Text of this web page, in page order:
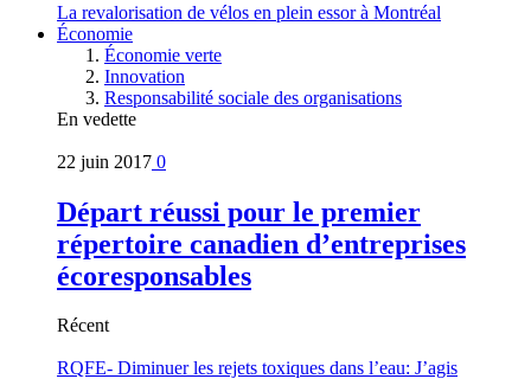
La revalorisation de vélos en plein essor à Montréal
Économie
Économie verte
Innovation
Responsabilité sociale des organisations
En vedette
22 juin 2017 0
Départ réussi pour le premier
répertoire canadien d’entreprises
écoresponsables
Récent
RQFE- Diminuer les rejets toxiques dans l’eau: J’agis